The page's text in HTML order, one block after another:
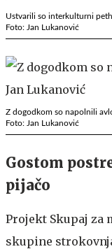
Ustvarili so interkulturni
Foto: Jan Lukanović
Z dogodkom so napolnili
Foto: Jan Lukanović
Gostom
pijačo
Projekt Skupaj za
skupine